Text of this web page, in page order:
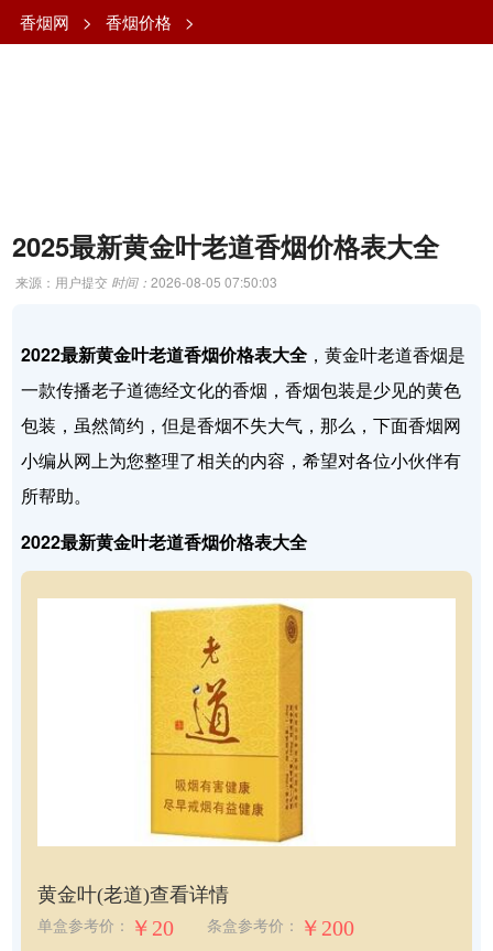
香烟网 > 香烟价格 >
2025最新黄金叶老道香烟价格表大全
来源：用户提交 时间：2026-08-05 07:50:03
2022最新黄金叶老道香烟价格表大全 ，黄金叶老道香烟是
一款传播老子道德经文化的香烟，香烟包装是少见的黄色
包装，虽然简约，但是香烟不失大气，那么，下面香烟网
小编从网上为您整理了相关的内容，希望对各位小伙伴有
所帮助。
2022最新黄金叶老道香烟价格表大全
黄金叶(老道)查看详情
单盒参考价： ￥20 条盒参考价： ￥200